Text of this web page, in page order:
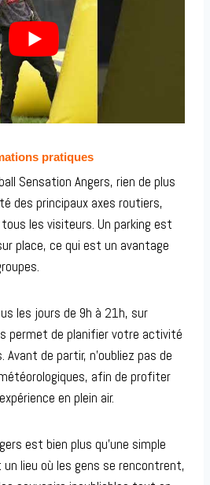
pratiques
Sensation Angers, rien de plus
des principaux axes routiers,
les visiteurs. Un parking est
place, ce qui est un avantage
les jours de 9h à 21h, sur
permet de planifier votre activité
Avant de partir, n’oubliez pas de
afin de profiter
en plein air.
est bien plus qu’une simple
lieu où les gens se rencontrent,